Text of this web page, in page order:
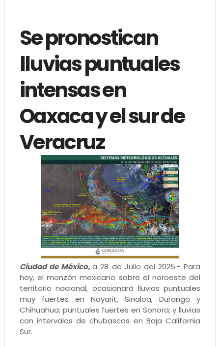
Se pronostican
lluvias puntuales
intensas en
Oaxaca y el sur de
Veracruz
Ciudad de México,a 28 de Julio del 2025.- Para
hoy, el monzón mexicano sobre el noroeste del
territorio nacional, ocasionará lluvias puntuales
muy fuertes en Nayarit, Sinaloa, Durango y
Chihuahua; puntuales fuertes en Sonora; y lluvias
con intervalos de chubascos en Baja California
Sur.